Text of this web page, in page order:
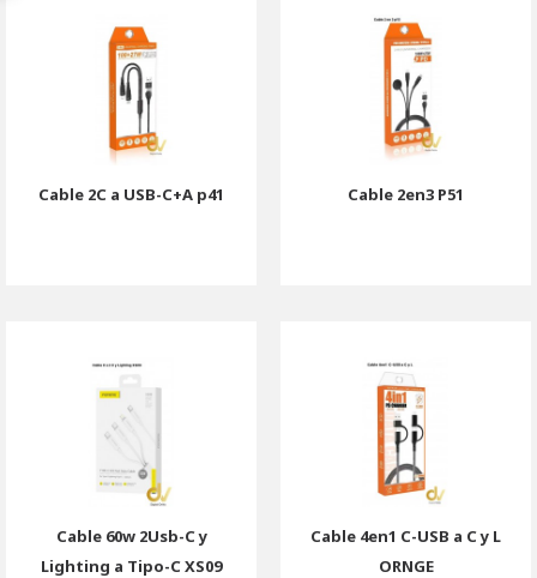
Cable 2C a USB-C+A p41 Cable 2en3 P51
Cable 60w 2Usb-C y
Lighting a Tipo-C XS09
Cable 4en1 C-USB a C y L
ORNGE